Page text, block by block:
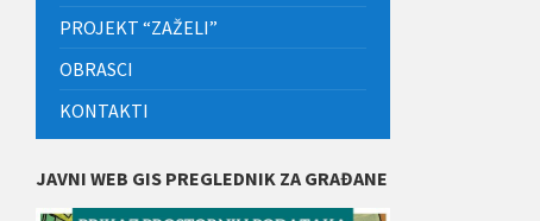
PROJEKT “ZAŽELI”
OBRASCI
KONTAKTI
JAVNI WEB GIS PREGLEDNIK ZA GRAĐANE